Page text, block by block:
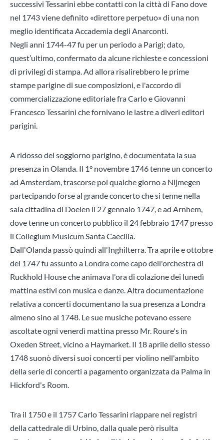
successivi Tessarini ebbe contatti con la città di Fano dove
nel 1743 viene definito «direttore perpetuo» di una non
meglio identificata Accademia degli Anarconti.
Negli anni 1744-47 fu per un periodo a Parigi; dato,
quest’ultimo, confermato da alcune richieste e concessioni
di privilegi di stampa. Ad allora risalirebbero le prime
stampe parigine di sue composizioni, e l'accordo di
commercializzazione editoriale fra Carlo e Giovanni
Francesco Tessarini che fornivano le lastre a diveri editori
parigini.
A ridosso del soggiorno parigino, è documentata la sua
presenza in Olanda. Il 1° novembre 1746 tenne un concerto
ad Amsterdam, trascorse poi qualche giorno a Nijmegen
partecipando forse al grande concerto che si tenne nella
sala cittadina di Doelen il 27 gennaio 1747, e ad Arnhem,
dove tenne un concerto pubblico il 24 febbraio 1747 presso
il Collegium Musicum Santa Caecilia.
Dall'Olanda passò quindi all'Inghilterra. Tra aprile e ottobre
del 1747 fu assunto a Londra come capo dell'orchestra di
Ruckhold House che animava l'ora di colazione dei lunedì
mattina estivi con musica e danze. Altra documentazione
relativa a concerti documentano la sua presenza a Londra
almeno sino al 1748. Le sue musiche potevano essere
ascoltate ogni venerdì mattina presso Mr. Roure's in
Oxeden Street, vicino a Haymarket. Il 18 aprile dello stesso
1748 suonò diversi suoi concerti per violino nell'ambito
della serie di concerti a pagamento organizzata da Palma in
Hickford's Room.
Tra il 1750 e il 1757 Carlo Tessarini riappare nei registri
della cattedrale di Urbino, dalla quale però risulta